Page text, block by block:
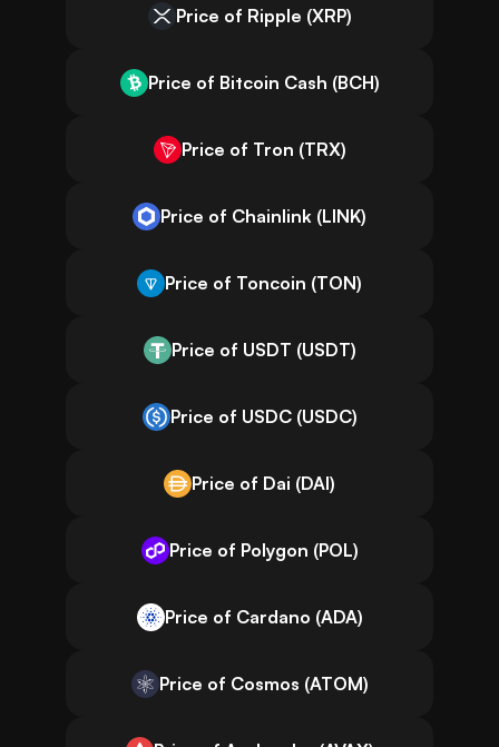
Price of Ripple (XRP)
Price of Bitcoin Cash (BCH)
Price of Tron (TRX)
Price of Chainlink (LINK)
Price of Toncoin (TON)
Price of USDT (USDT)
Price of USDC (USDC)
Price of Dai (DAI)
Price of Polygon (POL)
Price of Cardano (ADA)
Price of Cosmos (ATOM)